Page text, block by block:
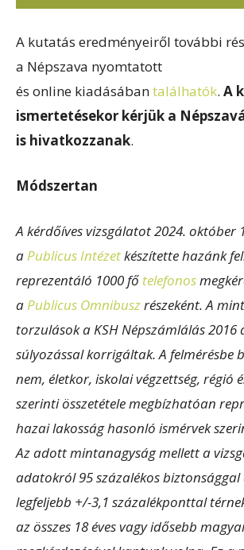
A kutatás eredményeiről további
a Népszava nyomtatott
és online kiadásábantalálhatók. A
ismertetésekor kérjük a
is hivatkozzanak.
Módszertan
A kérdőíves vizsgálatot 2024. október
aPublicus Intézetkészítette hazánk
reprezentáló 1000 fő telefonos
aPublicus Omnibuszrészeként. A
torzulások a KSH Népszámlálás
súlyozással korrigáltak. A felmérésbe
nem, életkor, iskolai végzettség, régió
szerinti összetétele megbízhatóan
hazai lakosság hasonló ismérvek
Az adott mintanagyság mellett a
adatokról 95 százalékos
legfeljebb +/-3,1 százalékponttal
az összes 18 éves vagy idősebb